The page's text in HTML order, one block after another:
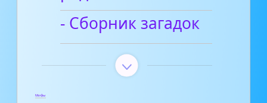
- Сборник загадок
Мифы